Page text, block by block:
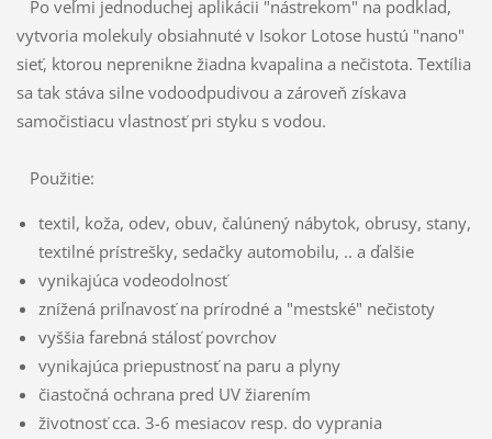
Po veľmi jednoduchej aplikácii "nástrekom" na podklad,
vytvoria molekuly obsiahnuté v Isokor Lotose hustú "nano"
sieť, ktorou neprenikne žiadna kvapalina a nečistota. Textília
sa tak stáva silne vodoodpudivou a zároveň získava
samočistiacu vlastnosť pri styku s vodou.
Použitie:
textil, koža, odev, obuv, čalúnený nábytok, obrusy, stany,
textilné prístrešky, sedačky automobilu, .. a ďalšie
vynikajúca vodeodolnosť
znížená priľnavosť na prírodné a "mestské" nečistoty
vyššia farebná stálosť povrchov
vynikajúca priepustnosť na paru a plyny
čiastočná ochrana pred UV žiarením
životnosť cca. 3-6 mesiacov resp. do vyprania